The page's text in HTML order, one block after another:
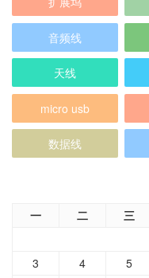
音频线
天线
micro usb
数据线
一 二 三
3
4 5